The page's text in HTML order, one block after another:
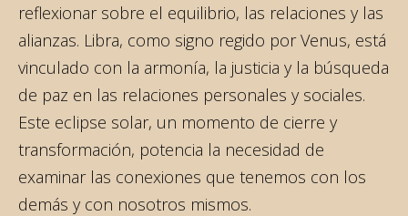
reflexionar sobre el equilibrio, las relaciones y las
alianzas. Libra, como signo regido por Venus, está
vinculado con la armonía, la justicia y la búsqueda
de paz en las relaciones personales y sociales.
Este eclipse solar, un momento de cierre y
transformación, potencia la necesidad de
examinar las conexiones que tenemos con los
demás y con nosotros mismos.